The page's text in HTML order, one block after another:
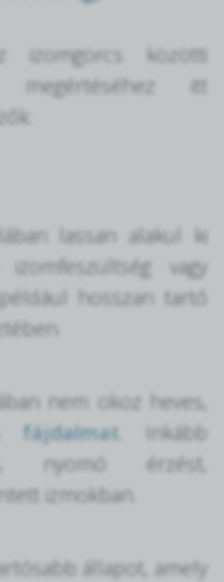
izomgörcs közötti
megértéséhez itt
lassan alakul ki
vagy
hosszan tartó
nem okoz heves,
fájdalmat . Inkább
nyomó érzést,
izmokban.
állapot, amely